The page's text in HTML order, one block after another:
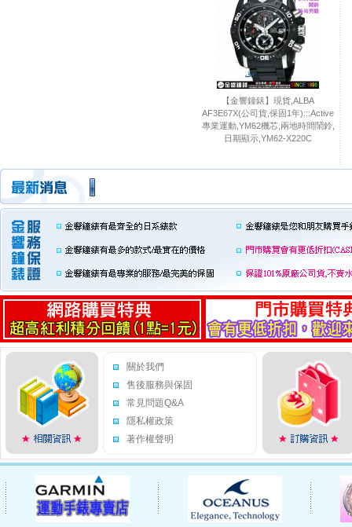
【金響鐘錶】現貨,ALBA
AF3E67X(公司貨,保固1年):::Active
專業運動,YM62機芯,兩地時間鬧鈴,
日期顯示,YM62-X220C
關於我們
售後服務與保固
常見問題Q&A
隱私權政策
著作權聲明